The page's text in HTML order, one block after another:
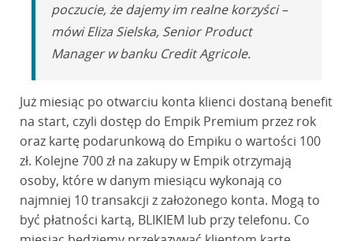
poczucie, że dajemy im realne korzyści –
mówi Eliza Sielska, Senior Product
Manager w banku Credit Agricole.
Już miesiąc po otwarciu konta klienci dostaną benefit
na start, czyli dostęp do Empik Premium przez rok
oraz kartę podarunkową do Empiku o wartości 100
zł. Kolejne 700 zł na zakupy w Empik otrzymają
osoby, które w danym miesiącu wykonają co
najmniej 10 transakcji z założonego konta. Mogą to
być płatności kartą, BLIKIEM lub przy telefonu. Co